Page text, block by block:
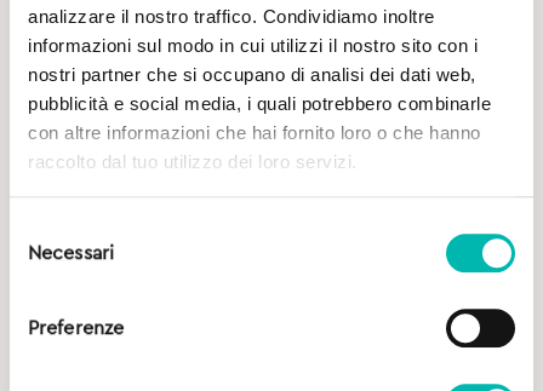
analizzare il nostro traffico. Condividiamo inoltre
informazioni sul modo in cui utilizzi il nostro sito con i
nostri partner che si occupano di analisi dei dati web,
pubblicità e social media, i quali potrebbero combinarle
con altre informazioni che hai fornito loro o che hanno
raccolto dal tuo utilizzo dei loro servizi.
delNecessari
Preferenze
Potrebbe Interessarti